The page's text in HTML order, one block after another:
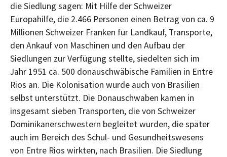
die Siedlung sagen: Mit Hilfe der Schweizer
Europahilfe, die 2.466 Personen einen Betrag von ca. 9
Millionen Schweizer Franken für Landkauf, Transporte,
den Ankauf von Maschinen und den Aufbau der
Siedlungen zur Verfügung stellte, siedelten sich im
Jahr 1951 ca. 500 donauschwäbische Familien in Entre
Rios an. Die Kolonisation wurde auch von Brasilien
selbst unterstützt. Die Donauschwaben kamen in
insgesamt sieben Transporten, die von Schweizer
Dominikanerschwestern begleitet wurden, die später
auch im Bereich des Schul- und Gesundheitswesens
von Entre Rios wirkten, nach Brasilien. Die Siedlung